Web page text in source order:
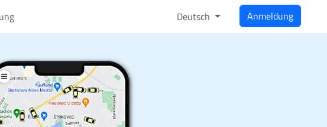
Deutsch Anmeldung